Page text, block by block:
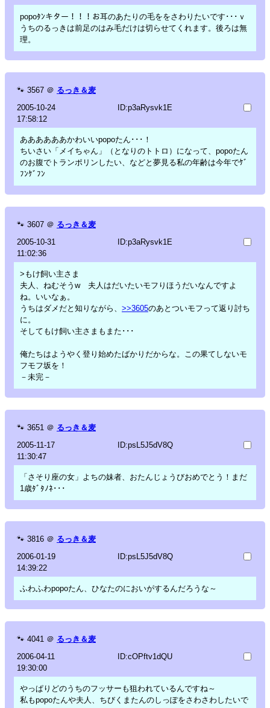
popoﾀﾝキター！！！お耳のあたりの毛ををさわりたいです･･･ｖ
うちのるっきは前足のはみ毛だけは切らせてくれます。後ろは無
理。
🐾 3567 ＠ るっき＆麦
2005-10-24
17:58:12
ID:p3aRysvk1E
ああああああかわいいpopoたん･･･！
ちいさい「メイちゃん」（となりのトトロ）になって、popoたん
のお腹でトランポリンしたい、などと夢見る私の年齢は今年でｹﾞ
ﾌﾝｹﾞﾌﾝ
🐾 3607 ＠ るっき＆麦
2005-10-31
11:02:36
ID:p3aRysvk1E
>もけ飼い主さま
夫人、ねむそうw 夫人はだいたいモフりほうだいなんですよ
ね。いいなぁ。
うちはダメだと知りながら、 >>3605のあとついモフって返り討ち
に。
そしてもけ飼い主さまもまた･･･
俺たちはようやく登り始めたばかりだからな。この果てしないモ
フモフ坂を！
－未完－
🐾 3651 ＠ るっき＆麦
2005-11-17
11:30:47
ID:psL5J5dV8Q
「さそり座の女」よちの妹者、おたんじょうびおめでとう！まだ
1歳ﾀﾞﾀﾉﾈ･･･
🐾 3816 ＠ るっき＆麦
2006-01-19
14:39:22
ID:psL5J5dV8Q
ふわふわpopoたん、ひなたのにおいがするんだろうな～
🐾 4041 ＠ るっき＆麦
2006-04-11
19:30:00
ID:cOPftv1dQU
やっぱりどのうちのフッサーも狙われているんですね～
私もpopoたんや夫人、ちびくまたんのしっぽをさわさわしたいで